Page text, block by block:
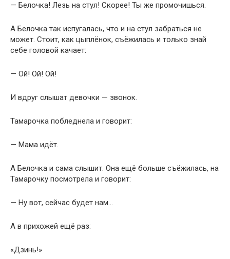
— Белочка! Лезь на стул! Скорее! Ты же промочишься.
А Белочка так испугалась, что и на стул забраться не
может. Стоит, как цыплёнок, съёжилась и только знай
себе головой качает:
— Ой! Ой! Ой!
И вдруг слышат девочки — звонок.
Тамарочка побледнела и говорит:
— Мама идёт.
А Белочка и сама слышит. Она ещё больше съёжилась, на
Тамарочку посмотрела и говорит:
— Ну вот, сейчас будет нам…
А в прихожей ещё раз:
«Дзинь!»